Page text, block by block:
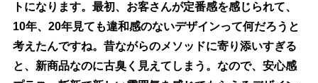
トになります。最初、お客さんが定番感を感じられて、
10年、20年見ても違和感のないデザインって何だろうと
考えたんですね。昔ながらのメソッドに寄り添いすぎる
と、新商品なのに古臭く見えてしまう。なので、安心感